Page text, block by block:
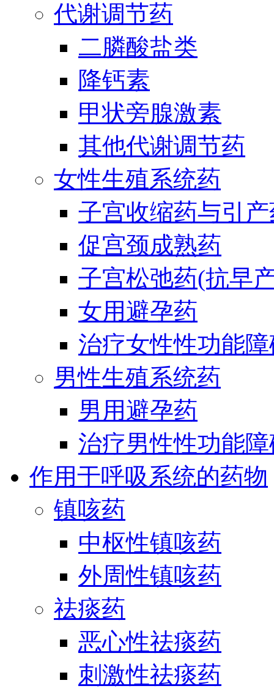
代谢调节药
二膦酸盐类
降钙素
甲状旁腺激素
其他代谢调节药
女性生殖系统药
子宫收缩药与引
促宫颈成熟药
子宫松弛药(抗早
女用避孕药
治疗女性性功能
男性生殖系统药
男用避孕药
治疗男性性功能
作用于呼吸系统的药物
镇咳药
中枢性镇咳药
外周性镇咳药
祛痰药
恶心性祛痰药
刺激性祛痰药